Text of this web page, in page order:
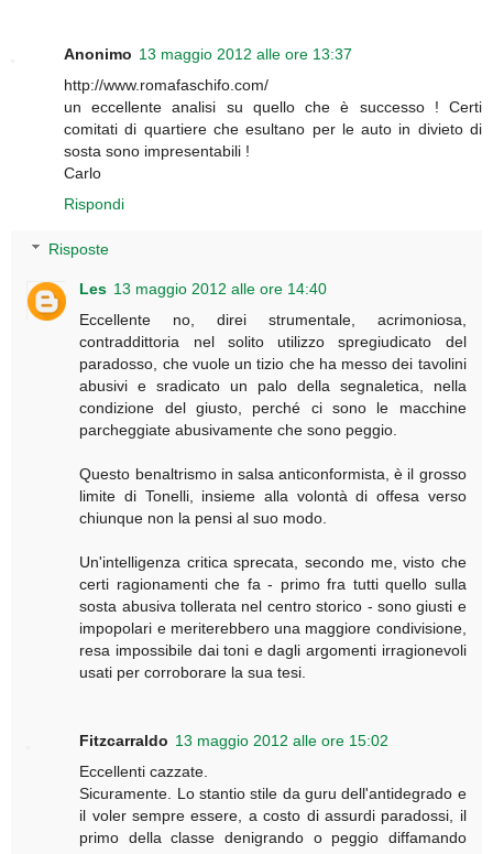
Anonimo 13 maggio 2012 alle ore 13:37
http://www.romafaschifo.com/
un eccellente analisi su quello che è successo ! Certi
comitati di quartiere che esultano per le auto in divieto di
sosta sono impresentabili !
Carlo
Rispondi
Risposte
Les 13 maggio 2012 alle ore 14:40
Eccellente no, direi strumentale, acrimoniosa,
contraddittoria nel solito utilizzo spregiudicato del
paradosso, che vuole un tizio che ha messo dei tavolini
abusivi e sradicato un palo della segnaletica, nella
condizione del giusto, perché ci sono le macchine
parcheggiate abusivamente che sono peggio.
Questo benaltrismo in salsa anticonformista, è il grosso
limite di Tonelli, insieme alla volontà di offesa verso
chiunque non la pensi al suo modo.
Un'intelligenza critica sprecata, secondo me, visto che
certi ragionamenti che fa - primo fra tutti quello sulla
sosta abusiva tollerata nel centro storico - sono giusti e
impopolari e meriterebbero una maggiore condivisione,
resa impossibile dai toni e dagli argomenti irragionevoli
usati per corroborare la sua tesi.
Fitzcarraldo 13 maggio 2012 alle ore 15:02
Eccellenti cazzate.
Sicuramente. Lo stantio stile da guru dell'antidegrado e
il voler sempre essere, a costo di assurdi paradossi, il
primo della classe denigrando o peggio diffamando